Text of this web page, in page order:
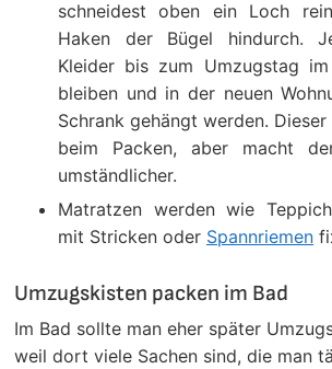
schneidest oben ein Loch
Haken der Bügel hindurch.
Kleider bis zum Umzugstag
bleiben und in der neuen
Schrank gehängt werden.
beim Packen, aber macht
umständlicher.
Matratzen werden wie
mit Stricken oder Spannriemen
Umzugskisten packen im Bad
Im Bad sollte man eher später
weil dort viele Sachen sind, die man